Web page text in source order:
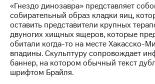
развитие
деловая этика
На главную
«Гнездо динозавра» представляет
собирательный образ кладки яиц,
оставить представители крупных
двуногих хищных ящеров, которые
обитали когда-то на месте Хакасско-
впадины. Скульптуру сопровождает
баннер, на котором обычный текст
шрифтом Брайля.